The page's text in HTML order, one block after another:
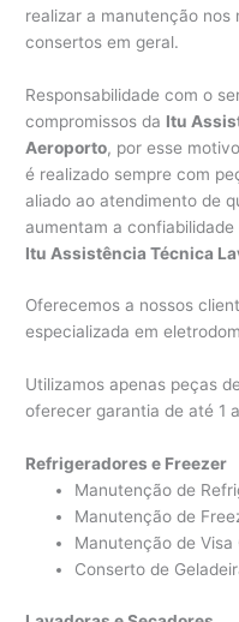
realizar a manutenção nos
consertos em geral.
Responsabilidade com o
compromissos da Itu
Aeroporto, por esse
é realizado sempre com
aliado ao atendimento de
aumentam a
Itu Assistência Técnica
Oferecemos a nossos
especializada em
Utilizamos apenas peças
oferecer garantia de até 1
Refrigeradores e Freezer
Manutenção de
Manutenção de
Manutenção de Visa
Conserto de